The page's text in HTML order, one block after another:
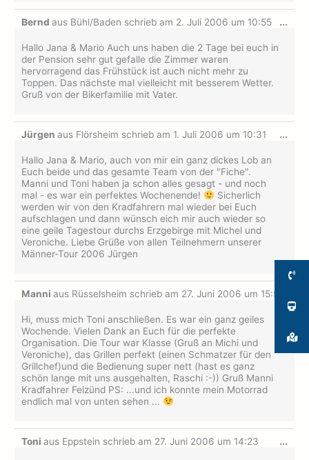
Berndaus Bühl/Baden schrieb am 2. Juli 2006 um 10:55
Hallo Jana & Mario Auch uns haben die 2 Tage bei euch in
der Pension sehr gut gefalle die Zimmer waren
hervorragend das Frühstück ist auch nicht mehr zu
Toppen. Das nächste mal vielleicht mit besserem Wetter.
Gruß von der Bikerfamilie mit Vater.
...
Jürgenaus Flörsheim schrieb am 1. Juli 2006 um 10:31
Hallo Jana & Mario, auch von mir ein ganz dickes Lob an
Euch beide und das gesamte Team von der "Fiche".
Manni und Toni haben ja schon alles gesagt - und noch
mal - es war ein perfektes Wochenende!
Sicherlich
werden wir von den Kradfahrern mal wieder bei Euch
aufschlagen und dann wünsch eich mir auch wieder so
eine geile Tagestour durchs Erzgebirge mit Michel und
Veroniche. Liebe Grüße von allen Teilnehmern unserer
Männer-Tour 2006 Jürgen
...
Manniaus Rüsselsheim schrieb am 27. Juni 2006 um 15:59
Hi, muss mich Toni anschließen. Es war ein ganz geiles
Wochende. Vielen Dank an Euch für die perfekte
Organisation. Die Tour war Klasse (Gruß an Michi und
Veroniche), das Grillen perfekt (einen Schmatzer für den
Grillchef)und die Bedienung super nett (hast es ganz
schön lange mit uns ausgehalten, Raschi :-)) Gruß Manni
Kradfahrer Felzünd PS: ...und ich konnte mein Motorrad
endlich mal von unten sehen ...
Toniaus Eppstein schrieb am 27. Juni 2006 um 14:23 ...